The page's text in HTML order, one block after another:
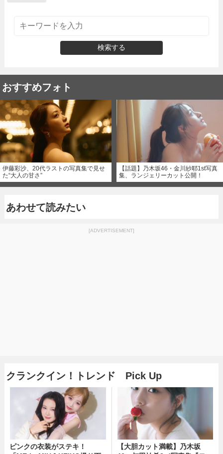
検索する
おすすめフォト
伊藤彩沙、20代ラストの写真集で見せ
た“大人の甘さ”
【話題】乃木坂46・金川紗耶1st写真
集、ランジェリーカット公開！
あわせて読みたい
[ADVERTISEMENT]
クランクイン！トレンド Pick Up
ピンクの衣装がステキ！
【大胆カット満載】乃木坂